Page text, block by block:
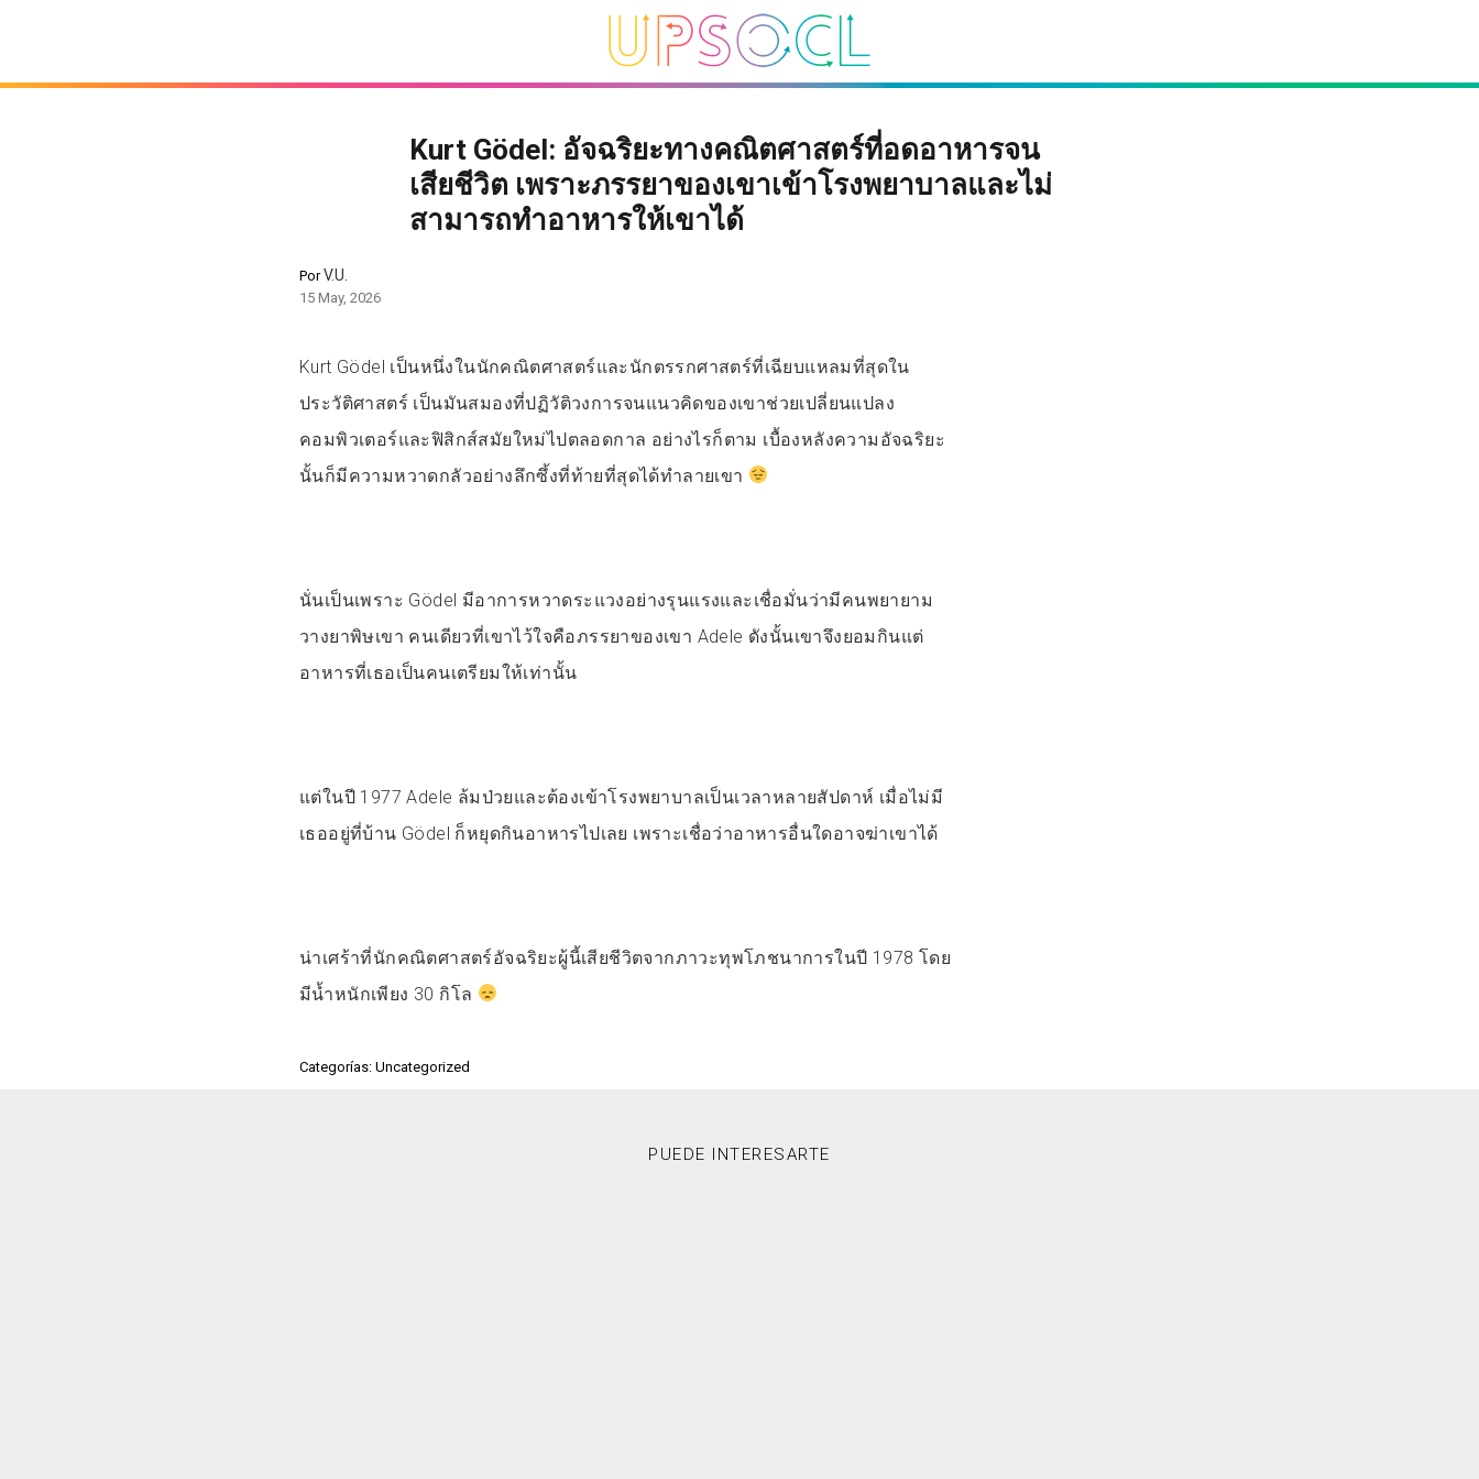
Kurt Gödel: อัจฉริยะทางคณิตศาสตร์ที่อดอาหารจน
เสียชีวิต เพราะภรรยาของเขาเข้าโรงพยาบาลและไม่
สามารถทำอาหารให้เขาได้
PorV.U.
15 May, 2026
Kurt Gödel เป็นหนึ่งในนักคณิตศาสตร์และนักตรรกศาสตร์ที่เฉียบแหลมที่สุดใน
ประวัติศาสตร์ เป็นมันสมองที่ปฏิวัติวงการจนแนวคิดของเขาช่วยเปลี่ยนแปลง
คอมพิวเตอร์และฟิสิกส์สมัยใหม่ไปตลอดกาล อย่างไรก็ตาม เบื้องหลังความอัจฉริยะ
นั้นก็มีความหวาดกลัวอย่างลึกซึ้งที่ท้ายที่สุดได้ทำลายเขา
นั่นเป็นเพราะ Gödel มีอาการหวาดระแวงอย่างรุนแรงและเชื่อมั่นว่ามีคนพยายาม
วางยาพิษเขา คนเดียวที่เขาไว้ใจคือภรรยาของเขา Adele ดังนั้นเขาจึงยอมกินแต่
อาหารที่เธอเป็นคนเตรียมให้เท่านั้น
แต่ในปี 1977 Adele ล้มป่วยและต้องเข้าโรงพยาบาลเป็นเวลาหลายสัปดาห์ เมื่อไม่มี
เธออยู่ที่บ้าน Gödel ก็หยุดกินอาหารไปเลย เพราะเชื่อว่าอาหารอื่นใดอาจฆ่าเขาได้
น่าเศร้าที่นักคณิตศาสตร์อัจฉริยะผู้นี้เสียชีวิตจากภาวะทุพโภชนาการในปี 1978 โดย
มีน้ำหนักเพียง 30 กิโล
Categorías: Uncategorized
PUEDE INTERESARTE